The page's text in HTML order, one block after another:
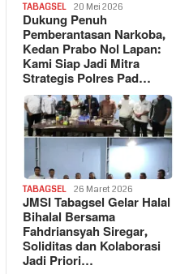
TABAGSEL 20 Mei 2026
Dukung Penuh
Pemberantasan Narkoba,
Kedan Prabo Nol Lapan:
Kami Siap Jadi Mitra
Strategis Polres Pad…
TABAGSEL 26 Maret 2026
JMSI Tabagsel Gelar Halal
Bihalal Bersama
Fahdriansyah Siregar,
Soliditas dan Kolaborasi
Jadi Priori…